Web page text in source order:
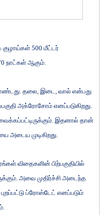
குழாய்கள் 500 மீட்டர்
நாட்கள் ஆகும்.
தலை, இடை, வால் என்பது
அக்ரோசோம் எனப்படுகிறது.
இதனால் தான்
அடைய முடிகிறது.
விதைகளின் பிற்பகுதியில்
அவை முதிர்ச்சி அடைந்த
புறப்பட்டு ப்ரோஸ்டேட் எனப்படும்